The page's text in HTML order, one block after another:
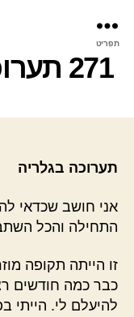
תפריט
271
תערוכה בגלריה
אני חושב שכדאי
התחילה והכל
זו הייתה תקופה
כבר כמה חודשים
להיעלם לי. הייתי